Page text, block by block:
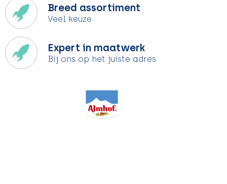
Breed assortiment
Veel keuze
Expert in maatwerk
Bij ons op het juiste adres